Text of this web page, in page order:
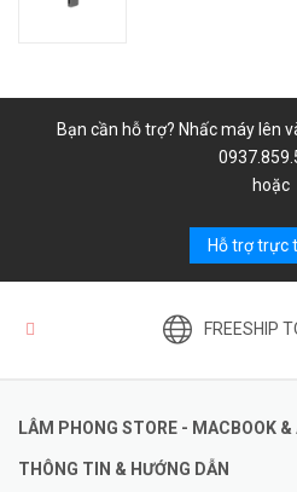
Bạn cần hỗ trợ? Nhấc máy lên
hoặc
Hỗ trợ trực
FREESHIP
LÂM PHONG STORE - MACBOOK &
THÔNG TIN & HƯỚNG DẪN